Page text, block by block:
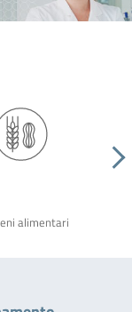
alimentari